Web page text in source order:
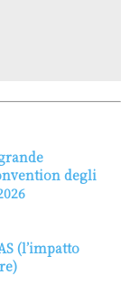
degli
(l’impatto